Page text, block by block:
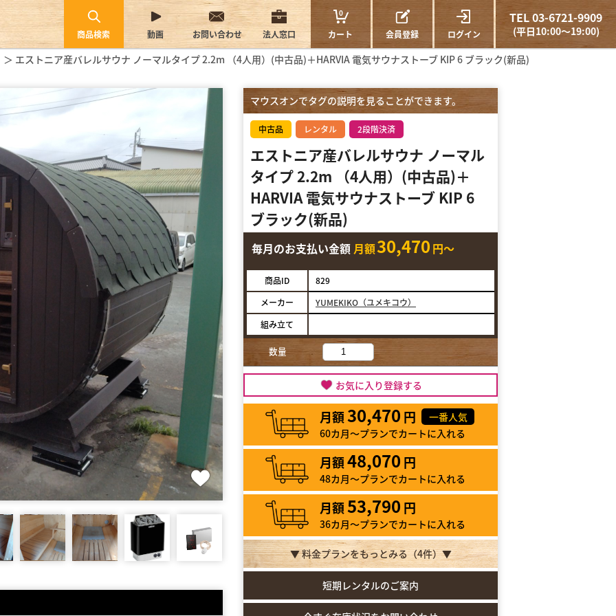
商品検索 動画 お問い合わせ 法人窓口 カート
0
会員登録 ログイン
TEL 03-6721-9909
(平日10:00～19:00)
エストニア産バレルサウナ ノーマルタイプ 2.2m （4人用）(中古品)＋HARVIA 電気サウナストーブ KIP 6 ブラック(新品)
マウスオンでタグの説明を見ることができます。
中古品 レンタル 2段階決済
エストニア産バレルサウナ ノーマル
タイプ 2.2m （4人用）(中古品)＋
HARVIA 電気サウナストーブ KIP 6
ブラック(新品)
毎月のお支払い金額 月額30,470 円～
商品ID
829
メーカー
YUMEKIKO（ユメキコウ）
組み立て
数量
お気に入り登録する
月額30,470 円
一番人気
60カ月～プランでカートに入れる
月額48,070 円
48カ月～プランでカートに入れる
月額53,790 円
36カ月～プランでカートに入れる
▼ 料金プランをもっとみる（4件）▼
短期レンタルのご案内